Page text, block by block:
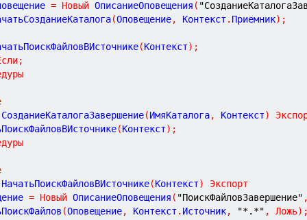
= Новый ОписаниеОповещения (
(Оповещение, Контекст . Приемник) ;
(Контекст) ;
;
СозданиеКаталогаЗавершение(ИмяКаталога, Контекст)
(Контекст) ;
НачатьПоискФайловВИсточнике(Контекст)
Экспорт
= Новый ОписаниеОповещения ( "ПоискФайловЗавершение"
(Оповещение, Контекст . Источник, "*.*" , Ложь)